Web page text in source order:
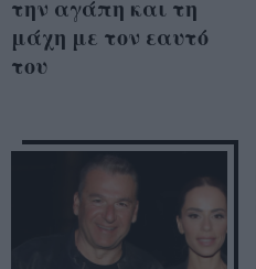
την αγάπη και τη
μάχη με τον εαυτό
του